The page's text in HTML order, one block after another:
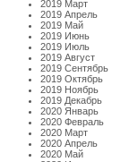
2019 Март
2019 Апрель
2019 Май
2019 Июнь
2019 Июль
2019 Август
2019 Сентябрь
2019 Октябрь
2019 Ноябрь
2019 Декабрь
2020 Январь
2020 Февраль
2020 Март
2020 Апрель
2020 Май